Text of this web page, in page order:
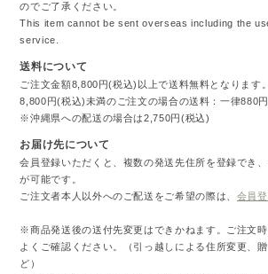
のでご了承ください。
This item cannot be sent overseas including the
service.
送料について
ご注文金額8,800円(税込)以上で送料無料となります。
8,800円(税込)未満のご注文の場合の送料：一律880
※沖縄県への配送の場合は2,750円(税込)
お届け先について
会員登録いただくと、複数の発送先住所を登録でき
が可能です。
ご注文者本人以外へのご配送をご希望の際は、 会員
※商品発送後の送付先変更はできかねます。ご注文
よくご確認ください。（引っ越しによる住所変更、
ど）